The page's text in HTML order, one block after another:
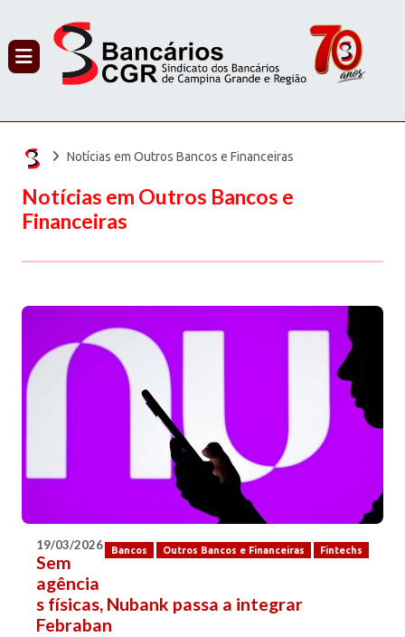
Notícias em Outros Bancos e Financeiras
Notícias em Outros Bancos e
Financeiras
Bancos Outros Bancos e Financeiras Fintechs
19/03/2026
Sem
agência
s físicas, Nubank passa a integrar
Febraban